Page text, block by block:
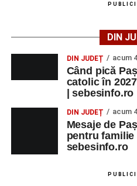
DIN
DIN JUDEȚ acum
Când pică
catolic în
| sebesinfo.ro
DIN JUDEȚ acum
Mesaje de
pentru familie
sebesinfo.ro